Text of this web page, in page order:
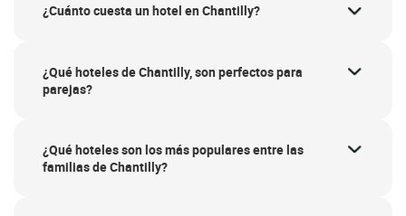
¿Cuánto cuesta un hotel en Chantilly?
¿Qué hoteles de Chantilly, son perfectos para
parejas?
¿Qué hoteles son los más populares entre las
familias de Chantilly?